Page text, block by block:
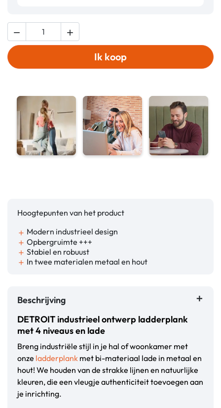
 
Ik koop
Hoogtepunten van het product
add Modern industrieel design
add Opbergruimte +++
add Stabiel en robuust
add In twee materialen metaal en hout
Beschrijving
DETROIT industrieel ontwerp ladderplank
met 4 niveaus en lade
Breng industriële stijl in je hal of woonkamer met
onze ladderplank met bi-materiaal lade in metaal en
hout! We houden van de strakke lijnen en natuurlijke
kleuren, die een vleugje authenticiteit toevoegen aan
je inrichting.